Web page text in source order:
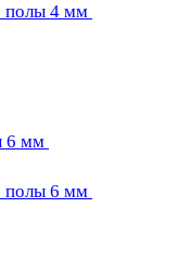
полы 4 мм
6 мм
полы 6 мм